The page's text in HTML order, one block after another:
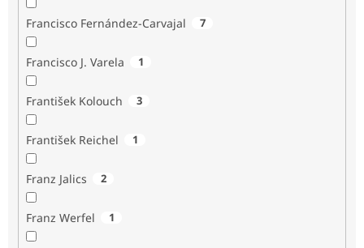
Francisco Fernández-Carvajal 7
Francisco J. Varela 1
František Kolouch 3
František Reichel 1
Franz Jalics 2
Franz Werfel 1